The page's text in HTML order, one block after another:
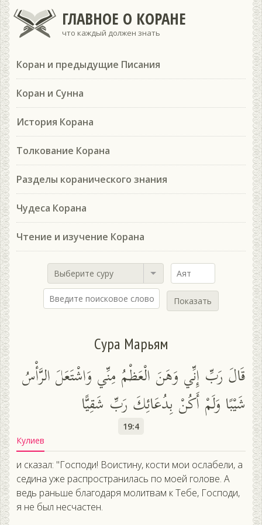
ГЛАВНОЕ О КОРАНЕ
что каждый должен знать
Коран и предыдущие Писания
Коран и Сунна
История Корана
Толкование Корана
Разделы коранического знания
Чудеса Корана
Чтение и изучение Корана
Выберите суру
Показать
Сура Марьям
قَالَ رَبِّ إِنِّي وَهَنَ الْعَظْمُ مِنِّي وَاشْتَعَلَ الرَّأْسُ
شَيْبًا وَلَمْ أَكُنْ بِدُعَائِكَ رَبِّ شَقِيًّا
19:4
Кулиев
и сказал: "Господи! Воистину, кости мои ослабели, а
седина уже распространилась по моей голове. А
ведь раньше благодаря молитвам к Тебе, Господи,
я не был несчастен.